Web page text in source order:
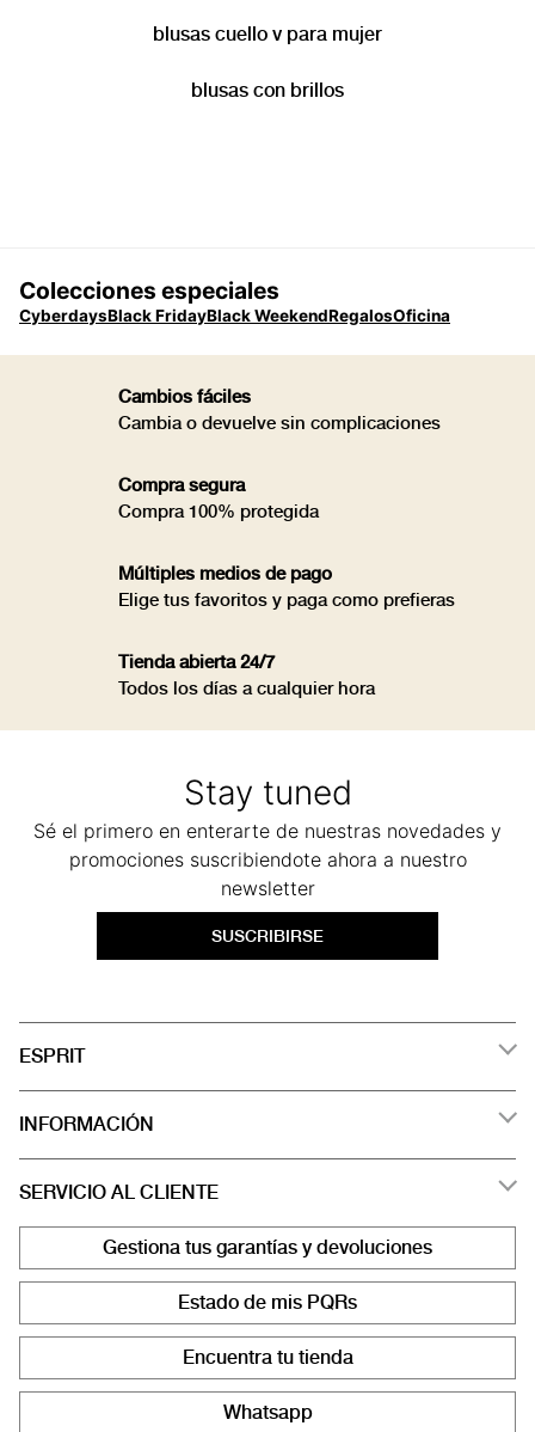
blusas cuello v para mujer
blusas con brillos
Colecciones especiales
CyberdaysBlack FridayBlack WeekendRegalosOficina
Cambios fáciles
Cambia o devuelve sin complicaciones
Compra segura
Compra 100% protegida
Múltiples medios de pago
Elige tus favoritos y paga como prefieras
Tienda abierta 24/7
Todos los días a cualquier hora
Stay tuned
Sé el primero en enterarte de nuestras novedades y
promociones suscribiendote ahora a nuestro
newsletter
SUSCRIBIRSE
ESPRIT
INFORMACIÓN
SERVICIO AL CLIENTE
Gestiona tus garantías y devoluciones
Estado de mis PQRs
Encuentra tu tienda
Whatsapp